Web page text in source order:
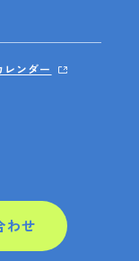
レンダー
わせ